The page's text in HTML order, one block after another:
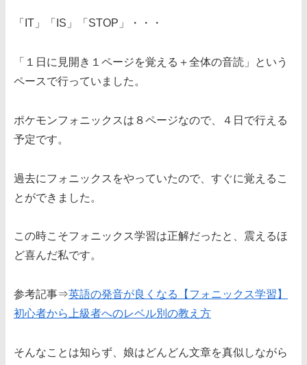
「IT」「IS」「STOP」・・・
「１日に見開き１ページを覚える＋全体の音読」という
ペースで行っていました。
ポケモンフォニックスは８ページなので、４日で行える
予定です。
過去にフォニックスをやっていたので、すぐに覚えるこ
とができました。
この時こそフォニックス学習は正解だったと、震えるほ
ど喜んだ私です。
参考記事⇒英語の発音が良くなる【フォニックス学習】
初心者から上級者へのレベル別の教え方
そんなことは知らず、娘はどんどん文章を真似しながら